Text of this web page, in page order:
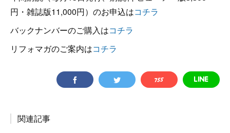
円・雑誌版11,000円）のお申込はコチラ
バックナンバーのご購入はコチラ
リフォマガのご案内はコチラ
関連記事